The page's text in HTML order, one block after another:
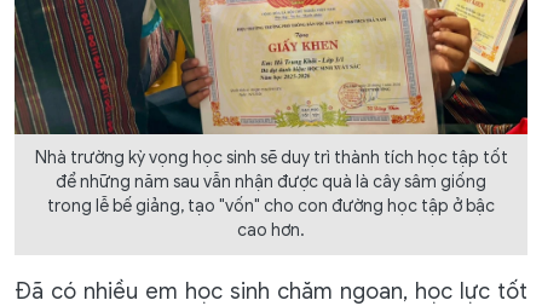
Nhà trường kỳ vọng học sinh sẽ duy trì thành tích học tập tốt
để những năm sau vẫn nhận được quà là cây sâm giống
trong lễ bế giảng, tạo "vốn" cho con đường học tập ở bậc
cao hơn.
Đã có nhiều em học sinh chăm ngoan, học lực tốt